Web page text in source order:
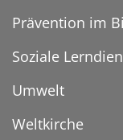
Prävention im
Soziale
Umwelt
Weltkirche